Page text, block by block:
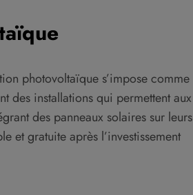
photovoltaïque s’impose comme
des installations qui permettent aux
des panneaux solaires sur leurs
et gratuite après l’investissement